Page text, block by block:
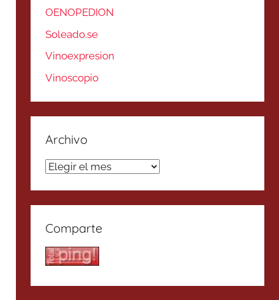
OENOPEDION
Soleado.se
Vinoexpresion
Vinoscopio
Archivo
Archivo
Comparte